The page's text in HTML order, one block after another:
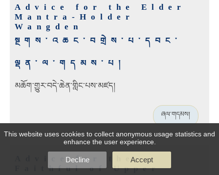
Advice for the Elder
Mantra-Holder
Wangden
སྔགས་འཆང་བགྲེས་པ་དབང་
ལྡན་ལ་གདམས་པ།
མཆོག་གྱུར་བདེ་ཆེན་གླིང་པས་མཛད།
ཞལ་གདམས།
Advice for the
Faithful of Upper
This website uses cookies to collect anonymous usage statistics and
enhance the user experience.
Decline Accept